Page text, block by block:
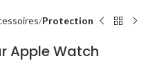
Protection
Apple Watch